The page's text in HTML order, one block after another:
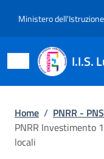
Slim top
Ministero
I.I.S.
Briciole di
Home / PNRR -
PNRR Investimento
locali